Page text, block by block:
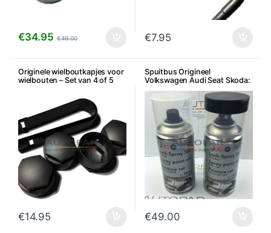
€34.95 €49.00 €7.95
Originele wielboutkapjes voor
wielbouten – Set van 4 of 5
€14.95
Spuitbus Origineel
Volkswagen Audi Seat Skoda:
Diverse kleuren
€49.00